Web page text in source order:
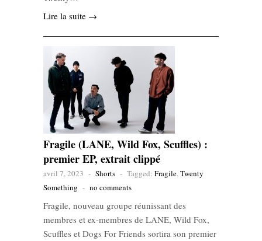
Lire la suite →
Fragile (LANE, Wild Fox, Scuffles) :
premier EP, extrait clippé
avril 7, 2023 - Shorts - Tagged: Fragile,Twenty
Something - no comments
Fragile, nouveau groupe réunissant des
membres et ex-membres de LANE, Wild Fox,
Scuffles et Dogs For Friends sortira son premier